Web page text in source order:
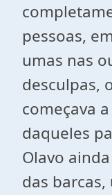
pessoas,
umas nas
desculpas,
começava
daqueles
Olavo
das